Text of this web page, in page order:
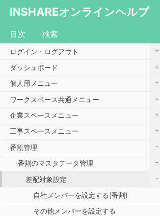
INSHAREオンラインヘルプ
目次 検索
ログイン・ログアウト +
ダッシュボード +
個人用メニュー +
ワークスペース共通メニュー +
企業スペースメニュー +
工事スペースメニュー +
番割管理 -
番割のマスタデータ管理 -
差配対象設定 -
自社メンバーを設定する(番割)
その他メンバーを設定する